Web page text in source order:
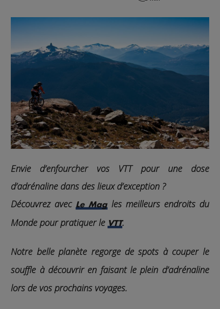
Envie d’enfourcher vos VTT pour une dose
d’adrénaline dans des lieux d’exception ?
Découvrez avecLe Magles meilleurs endroits du
Monde pour pratiquer leVTT.
Notre belle planète regorge de spots à couper le
souffle à découvrir en faisant le plein d’adrénaline
lors de vos prochains voyages.